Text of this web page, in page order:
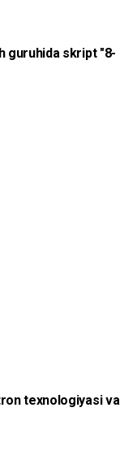
guruhida skript "8-
texnologiyasi va